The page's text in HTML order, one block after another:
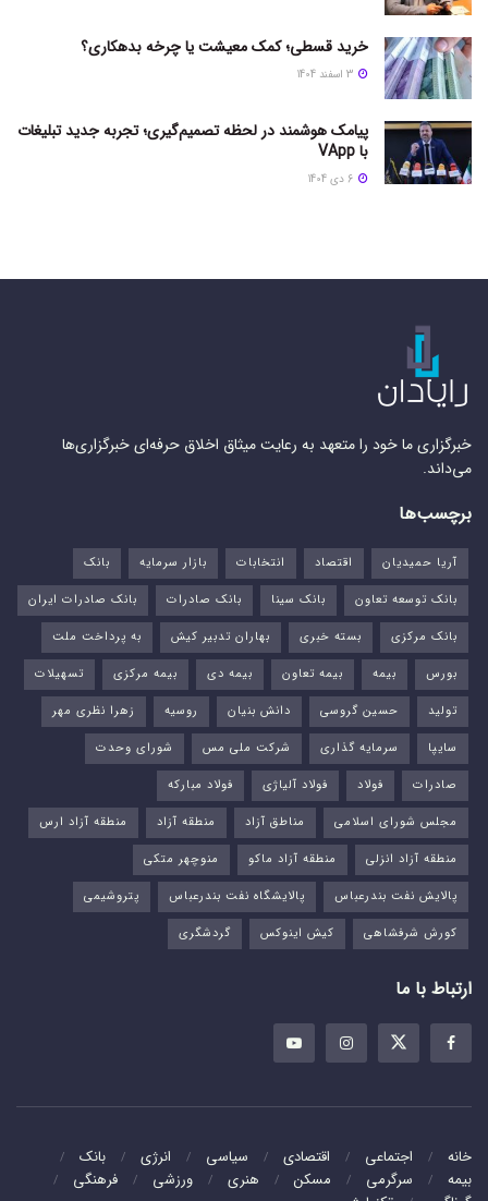
خرید قسطی؛ کمک معیشت یا چرخه بدهکاری؟
پیامک هوشمند در لحظه تصمیم‌گیری؛ تجربه جدید تبلیغات
با VApp
خبرگزاری ما خود را متعهد به رعایت میثاق اخلاق حرفه‌ای خبرگزاری‌ها
می‌داند.
برچسب‌ها
آریا حمیدیان اقتصاد انتخابات بازار سرمایه
بانک
بانک توسعه تعاون
بانک سینا بانک صادرات
بانک صادرات ایران
بانک مرکزی
بسته خبری بهاران تدبیر کیش
به پرداخت ملت
بورس‌
بیمه بیمه تعاون بیمه دی بیمه مرکزی
تسهیلات
تولید
حسین گروسی دانش بنیان روسیه
زهرا نظری مهر
سایپا
سرمایه گذاری شرکت ملی مس
شورای وحدت
صادرات
فولاد فولاد آلیاژی
فولاد مبارکه
مجلس شورای اسلامی
مناطق آزاد منطقه آزاد
منطقه آزاد ارس
منطقه آزاد انزلی
منطقه آزاد ماکو
منوچهر متکی
پالایش نفت بندرعباس
پالایشگاه نفت بندرعباس
پتروشیمی
کورش شرفشاهی
کیش اینوکس گردشگری
ارتباط با ما
خانه اجتماعی اقتصادی سیاسی انرژی
بانک
بیمه
سرگرمی مسکن هنری ورزشی
فرهنگی